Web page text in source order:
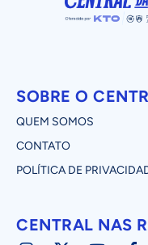
SOBRE O
QUEM SOMOS
CONTATO
POLÍTICA DE
CENTRAL NAS